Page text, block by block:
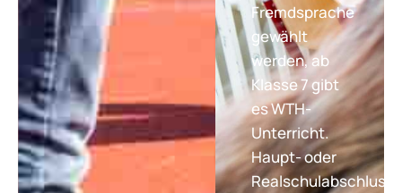
Fremdsprache
gewählt
werden, ab
Klasse 7 gibt
es WTH-
Unterricht.
Haupt- oder
Realschulabschluss